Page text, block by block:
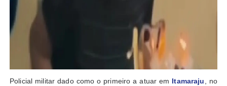
Policial militar dado como o primeiro a atuar em Itamaraju, no